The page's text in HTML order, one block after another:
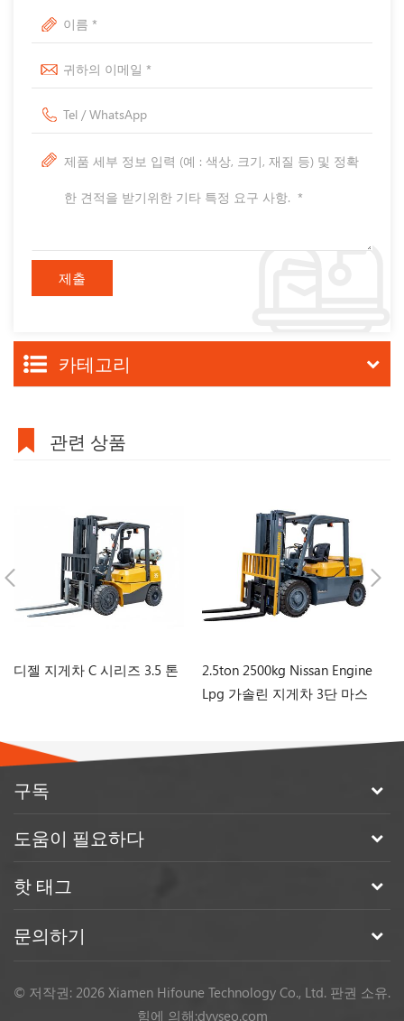
카테고리
관련 상품
디젤 지게차 C 시리즈 3.5 톤
2.5ton 2500kg Nissan Engine
Lpg 가솔린 지게차 3단 마스
구독
도움이 필요하다
핫 태그
문의하기
© 저작권: 2026 Xiamen Hifoune Technology Co., Ltd. 판권 소유.
힘에 의해:dyyseo.com